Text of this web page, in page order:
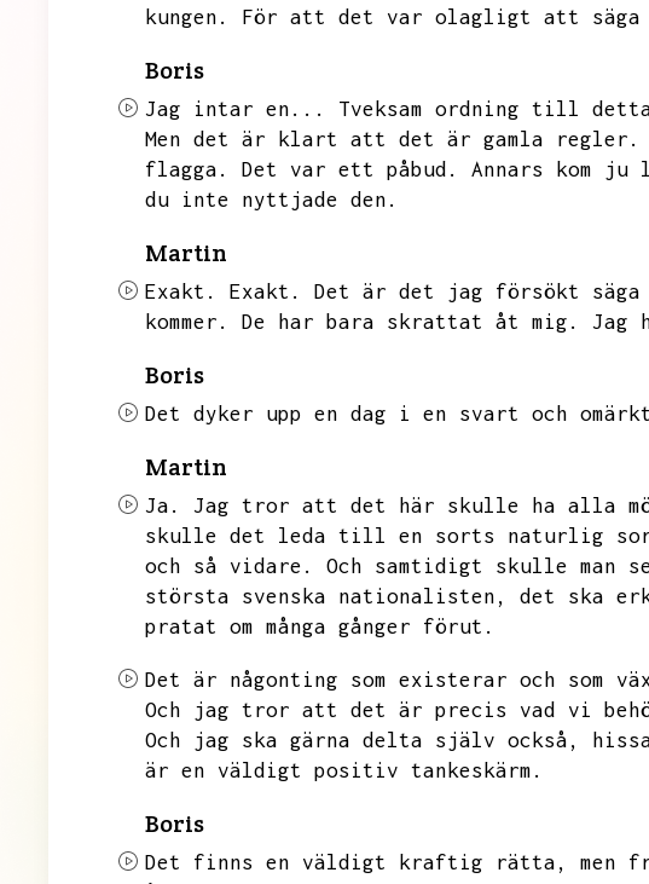
kungen.
För att det var olagligt att säga
Boris
Jag intar en... Tveksam ordning till
Men det är klart att det är gamla regler.
flagga.
Det var ett påbud. Annars kom ju
du inte nyttjade den.
Martin
Exakt. Exakt. Det är det jag försökt
kommer.
De har bara skrattat åt mig. Jag
Boris
Det dyker upp en dag i en svart och
Martin
Ja. Jag tror att det här skulle ha alla
skulle det leda till en sorts naturlig
och så vidare.
Och samtidigt skulle man
största svenska nationalisten,
det ska
pratat om många gånger förut.
Det är någonting som existerar och som
Och jag tror att det är precis vad vi
Och jag ska gärna delta själv också,
är en väldigt positiv tankeskärm.
Boris
Det finns en väldigt kraftig rätta, men